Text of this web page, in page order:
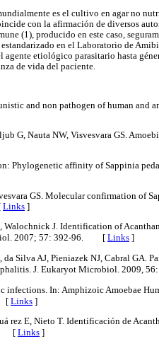
es el cultivo en agar no
con la afirmación de diversos
(1), producido en este caso,
en el Laboratorio de
etiológico parasitario hasta
de vida del paciente.
and non pathogen of human and
G, Nauta NW, Visvesvara GS.
Phylogenetic affinity of Sappinia
GS. Molecular confirmation of
Links ]
Walochnick J. Identification of
2007; 57: 392-96.
[ Links ]
Silva AJ, Pieniazek NJ, Cabral GA.
J. Eukaryot Microbiol. 2009, 56:
In: Amphizoic Amoebae
Links ]
rez E, Nieto T. Identificación de
[ Links ]